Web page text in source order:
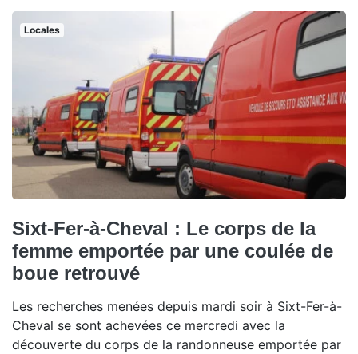
Locales
Sixt-Fer-à-Cheval : Le corps de la
femme emportée par une coulée de
boue retrouvé
Les recherches menées depuis mardi soir à Sixt-Fer-à-
Cheval se sont achevées ce mercredi avec la
découverte du corps de la randonneuse emportée par